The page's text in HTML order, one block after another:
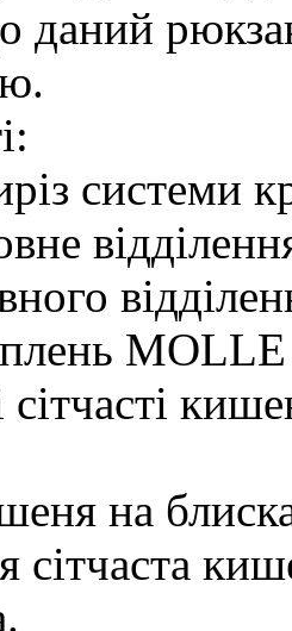
даний
системи
на
сітчаста